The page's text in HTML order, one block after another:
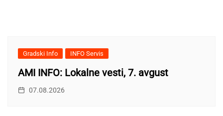
Gradski Info INFO Servis
AMI INFO: Lokalne vesti, 7. avgust
07.08.2026